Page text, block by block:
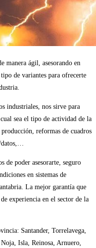
manera ágil, asesorando en
de variantes para ofrecerte
industriales, nos sirve para
cual sea el tipo de actividad de la
reformas de cuadros
datos,…
de poder asesorarte, seguro
en sistemas de
La mejor garantía que
experiencia en el sector de la
Santander, Torrelavega,
Isla, Reinosa, Arnuero,